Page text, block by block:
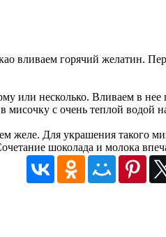
вливаем горячий желатин.
или несколько. Вливаем в
с очень теплой водой
желе. Для украшения такого
шоколада и молока